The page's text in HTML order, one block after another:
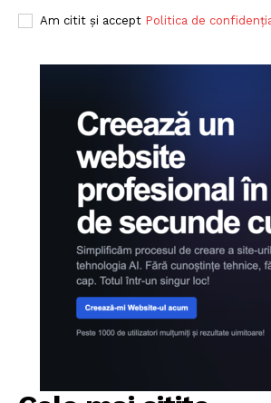
Am citit și accept Politica de